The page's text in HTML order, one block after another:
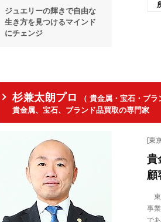
ジュエリーの輝きで自由な
生き方を見つけるマインド
にチェンジ
杉兼太朗プロ
（ 貴金属・宝石・ブラ
貴金属、宝石、ブランド品買取の専門家
[東
貴
顧
東
事
で